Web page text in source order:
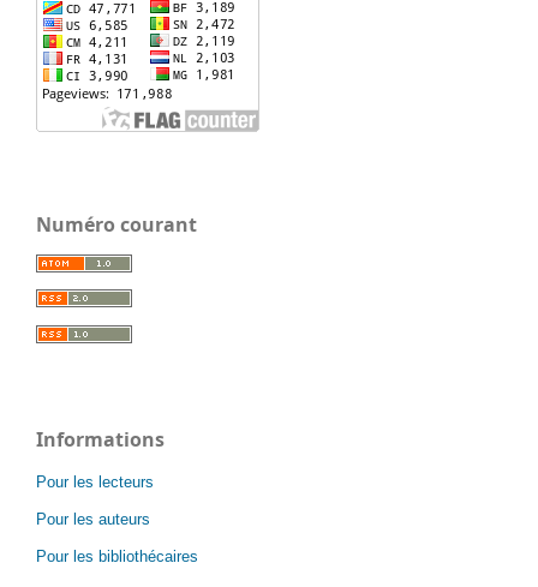
Numéro courant
Informations
Pour les lecteurs
Pour les auteurs
Pour les bibliothécaires